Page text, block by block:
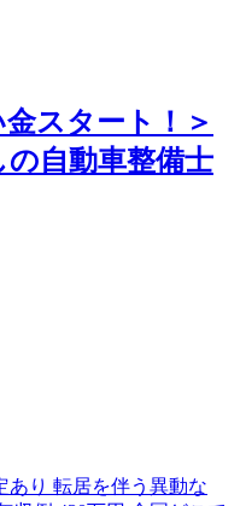
スタート！＞
自動車整備士